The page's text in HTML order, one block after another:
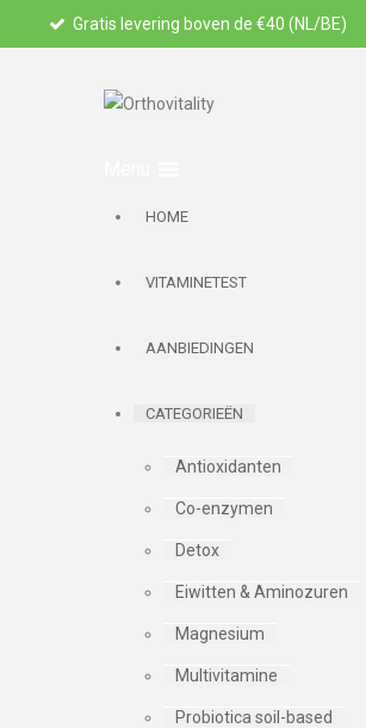
Gratis levering boven de €40 (NL/BE)
HOME
VITAMINETEST
AANBIEDINGEN
CATEGORIEËN
Antioxidanten
Co-enzymen
Detox
Eiwitten & Aminozuren
Magnesium
Multivitamine
Probiotica soil-based